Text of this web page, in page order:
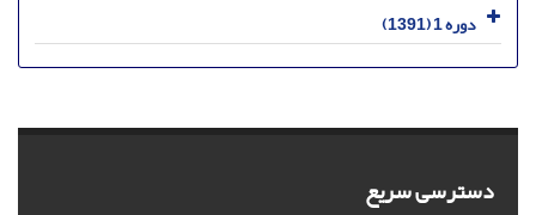
دوره 1 (1391)
دسترسی سریع